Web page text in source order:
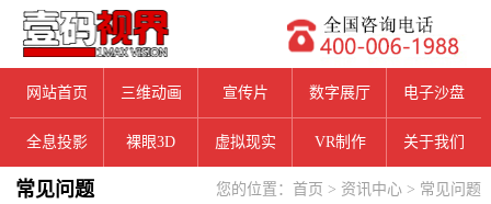
网站首页 三维动画 宣传片 数字展厅 电子沙盘
全息投影 裸眼3D 虚拟现实 VR制作 关于我们
您的位置： 首页 > 资讯中心 > 常见问题
常见问题